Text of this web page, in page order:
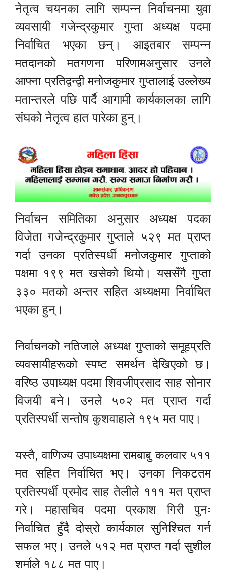
नेतृत्व चयनका लागि सम्पन्न निर्वाचनमा युवा
व्यवसायी गजेन्द्रकुमार गुप्ता अध्यक्ष पदमा
निर्वाचित भएका छन्। आइतबार सम्पन्न
मतदानको मतगणना परिणामअनुसार उनले
आफ्ना प्रतिद्वन्द्वी मनोजकुमार गुप्तालाई उल्लेख्य
मतान्तरले पछि पार्दै आगामी कार्यकालका लागि
संघको नेतृत्व हात पारेका हुन्।
निर्वाचन समितिका अनुसार अध्यक्ष पदका
विजेता गजेन्द्रकुमार गुप्ताले ५२९ मत प्राप्त
गर्दा उनका प्रतिस्पर्धी मनोजकुमार गुप्ताको
पक्षमा १९९ मत खसेको थियो। यससँगै गुप्ता
३३० मतको अन्तर सहित अध्यक्षमा निर्वाचित
भएका हुन्।
निर्वाचनको नतिजाले अध्यक्ष गुप्ताको समूहप्रति
व्यवसायीहरूको स्पष्ट समर्थन देखिएको छ।
वरिष्ठ उपाध्यक्ष पदमा शिवजीप्रसाद साह सोनार
विजयी बने। उनले ५०२ मत प्राप्त गर्दा
प्रतिस्पर्धी सन्तोष कुशवाहाले १९५ मत पाए।
यस्तै, वाणिज्य उपाध्यक्षमा रामबाबु कलवार ५११
मत सहित निर्वाचित भए। उनका निकटतम
प्रतिस्पर्धी प्रमोद साह तेलीले १११ मत प्राप्त
गरे। महासचिव पदमा प्रकाश गिरी पुनः
निर्वाचित हुँदै दोस्रो कार्यकाल सुनिश्चित गर्न
सफल भए। उनले ५१२ मत प्राप्त गर्दा सुशील
शर्माले १८८ मत पाए।